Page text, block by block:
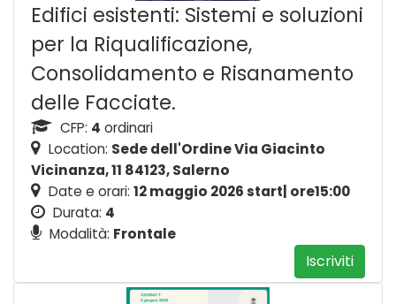
Edifici esistenti: Sistemi e soluzioni
per la Riqualificazione,
Consolidamento e Risanamento
delle Facciate.
CFP: 4 ordinari
Location: Sede dell'Ordine Via Giacinto
Vicinanza, 11 84123, Salerno
Date e orari: 12 maggio 2026 start| ore15:00
Durata: 4
Modalità: Frontale
Iscriviti